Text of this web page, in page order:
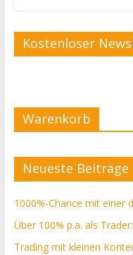
Kostenloser
Warenkorb
Neueste Beiträge
1000%-Chance mit einer
Über 100% p.a. als
Trading mit kleinen